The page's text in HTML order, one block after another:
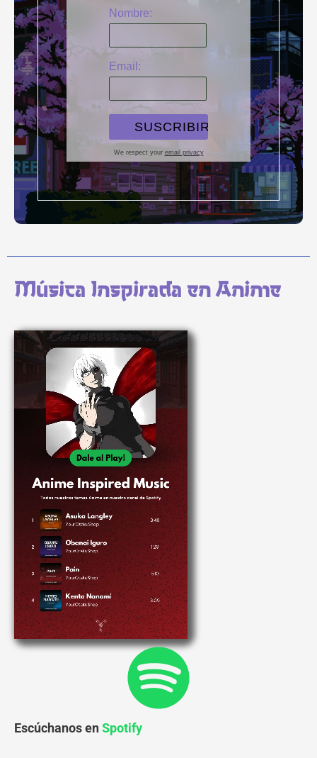
Nombre:
Email:
We respect your email privacy
Música Inspirada en Anime
Escúchanos enSpotify